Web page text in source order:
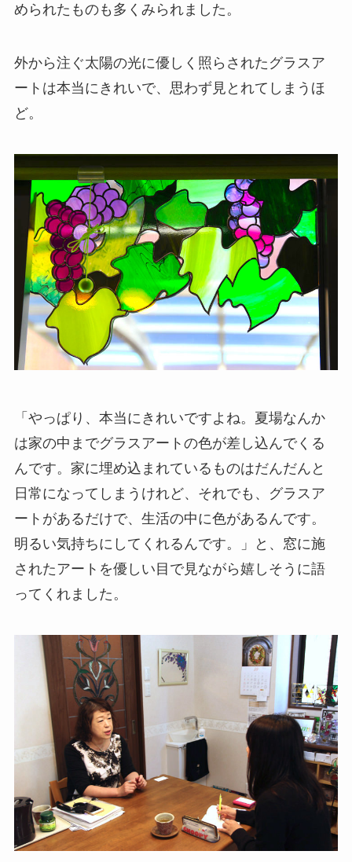
められたものも多くみられました。
外から注ぐ太陽の光に優しく照らされたグラスア
ートは本当にきれいで、思わず見とれてしまうほ
ど。
「やっぱり、本当にきれいですよね。夏場なんか
は家の中までグラスアートの色が差し込んでくる
んです。家に埋め込まれているものはだんだんと
日常になってしまうけれど、それでも、グラスア
ートがあるだけで、生活の中に色があるんです。
明るい気持ちにしてくれるんです。」と、窓に施
されたアートを優しい目で見ながら嬉しそうに語
ってくれました。